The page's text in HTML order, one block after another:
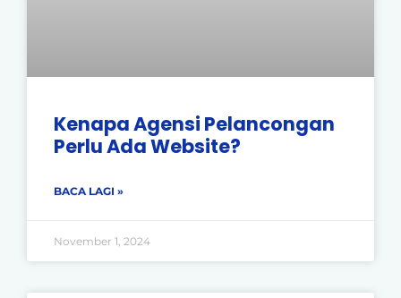
Kenapa Agensi Pelancongan
Perlu Ada Website?
BACA LAGI »
November 1, 2024